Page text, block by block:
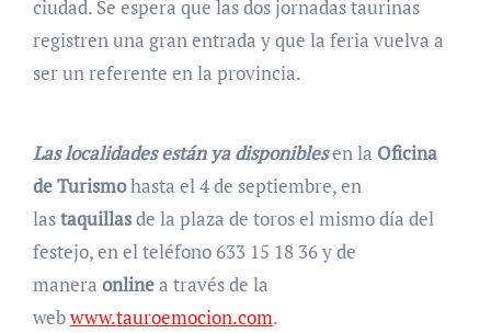
ciudad. Se espera que las dos jornadas taurinas
registren una gran entrada y que la feria vuelva a
ser un referente en la provincia.
Las localidades están ya disponiblesen la Oficina
de Turismohasta el 4 de septiembre, en
lastaquillasde la plaza de toros el mismo día del
festejo, en el teléfono 633 15 18 36 y de
manera onlinea través de la
webwww.tauroemocion.com.